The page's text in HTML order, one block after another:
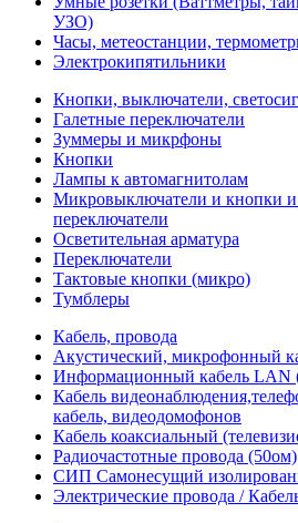
УЗО)
Часы, метеостанции,
Электрокипятильники
Кнопки, выключатели,
Галетные переключатели
Зуммеры и микрфоны
Кнопки
Лампы к автомагнитолам
Микровыключатели и кнопки и
переключатели
Осветительная арматура
Переключатели
Тактовые кнопки (микро)
Тумблеры
Кабель, провода
Акустический, микрофонный
Информационный кабель LAN
Кабель
кабель, видеодомофонов
Кабель коаксиальный
Радиочастотные провода (50ом)
СИП Самонесущий
Электрические провода /